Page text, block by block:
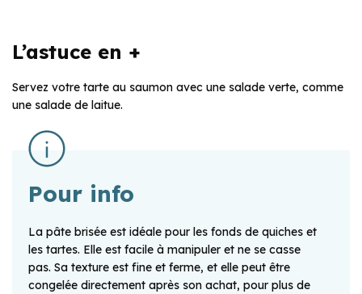
L’astuce en +
Servez votre tarte au saumon avec une salade verte, comme
une salade de laitue.
Pour info
La pâte brisée est idéale pour les fonds de quiches et
les tartes. Elle est facile à manipuler et ne se casse
pas. Sa texture est fine et ferme, et elle peut être
congelée directement après son achat, pour plus de